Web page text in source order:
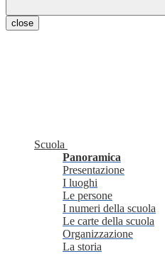
close
Scuola
Panoramica
Presentazione
I luoghi
Le persone
I numeri della scuola
Le carte della scuola
Organizzazione
La storia